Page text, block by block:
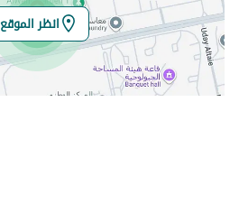
انظر الموقع